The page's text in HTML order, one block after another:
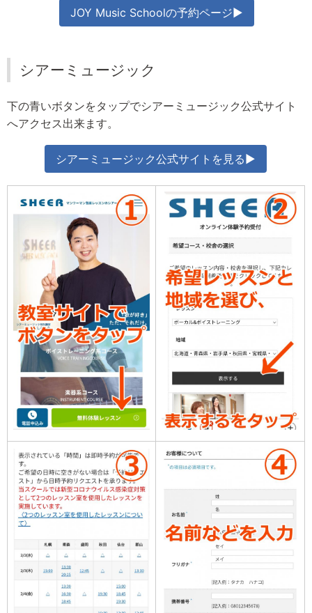
JOY Music Schoolの予約ページ▶
シアーミュージック
下の青いボタンをタップでシアーミュージック公式サイト
へアクセス出来ます。
シアーミュージック公式サイトを見る▶